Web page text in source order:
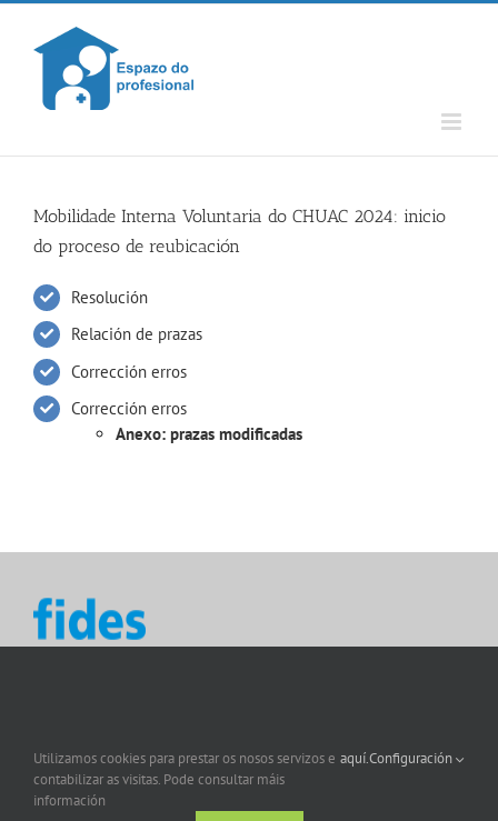
Skip
content
Mobilidade Interna Voluntaria do CHUAC 2024: inicio
do proceso de reubicación
Resolución
Relación de prazas
Corrección erros
Corrección erros
Anexo: prazas modificadas
Utilizamos cookies para prestar os nosos servizos e
contabilizar as visitas. Pode consultar máis
información
aquí.Configuración